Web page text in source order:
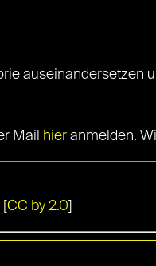
auseinandersetzen
Mail hier anmelden.
CC by 2.0